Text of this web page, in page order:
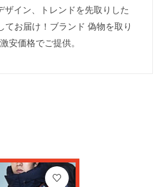
ザイン、トレンドを先取りした
てお届け！ブランド 偽物を取り
安価格でご提供。